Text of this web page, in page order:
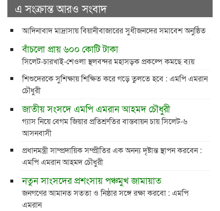
এ সংক্রান্ত আরও সংবাদ
আদিনাবাদ মাদ্রাসায় বিয়ানীবাজারের সুধীজনদের সমাবেশ অনুষ্ঠিত
বাঁচলো প্রায় ৬০০ কোটি টাকা
সিলেট-চারখাই-শেওলা স্থলবন্দর মহাসড়ক প্রকল্পে কমছে ব্যয়
শিশুদেরকে সুশিক্ষায় শিক্ষিত করে গড়ে তুলতে হবে : এমপি এমরান
চৌধুরী
জাতীয় সংসদে এমপি এমরান আহমদ চৌধুরী
গ্যাস নিয়ে বেগম জিয়ার প্রতিশ্রুতির বাস্তবায়ন চায় সিলেট-৬
আসনবাসী
প্রধানমন্ত্রী সাম্প্রদায়িক সম্প্রীতির এক অনন্য দৃষ্টান্ত স্থাপন করবেন :
এমপি এমরান আহমদ চৌধুরী
নতুন সাংসদের প্রশংসায় পঞ্চমুখ জামায়াত
জনগণের আমানত সততা ও নিষ্ঠার সঙ্গে রক্ষা করবো : এমপি
এমরান